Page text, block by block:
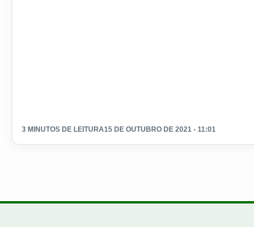
3 MINUTOS DE LEITURA15 DE OUTUBRO DE 2021 - 11:01